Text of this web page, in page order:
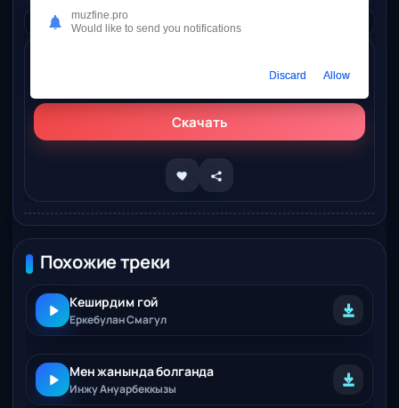
Дата релиза:
Скачать
Похожие треки
Кеширдим гой
Еркебулан Смагул
Мен жанында болганда
Инжу Ануарбеккызы
muzfine.pro
Would like to send you notifications
Discard Allow